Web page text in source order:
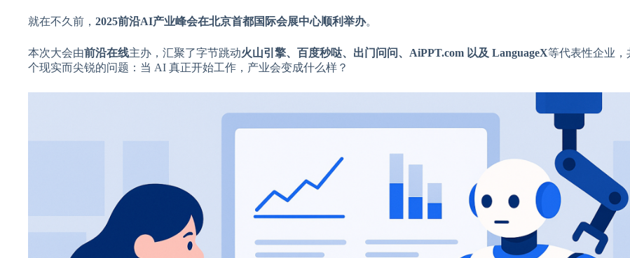
就在不久前， 2025前沿AI产业峰会在北京首都国际会展中心顺利举办。
本次大会由前沿在线主办，汇聚了字节跳动火山引擎、百度秒哒、出门问问、AiPPT.com 以及 LanguageX等代表性企业，
个现实而尖锐的问题：当 AI 真正开始工作，产业会变成什么样？